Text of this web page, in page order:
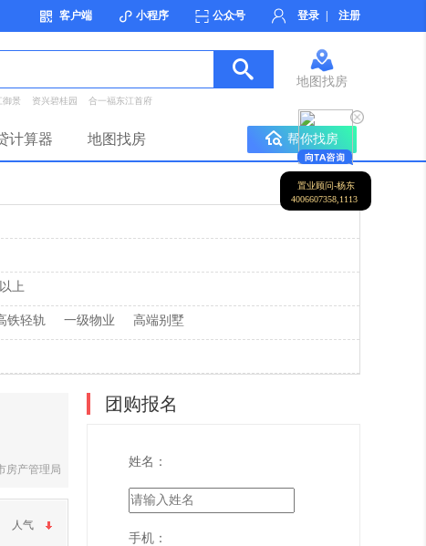
客户端 小程序 公众号 登录 注册
地图找房
御景 资兴碧桂园 合一福东江首府
计算器 地图找房 帮你找房
上
铁轻轨 一级物业 高端别墅
房产管理局
人气
团购报名
姓名：
手机：
置业顾问-杨东
4006607358,1113